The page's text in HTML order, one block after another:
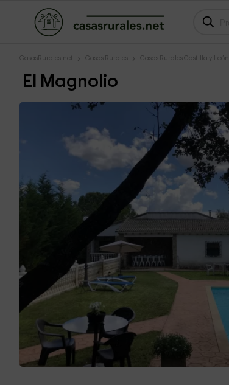
CasasRurales.net Casas Rurales Casas Rurales Castilla y León
El Magnolio